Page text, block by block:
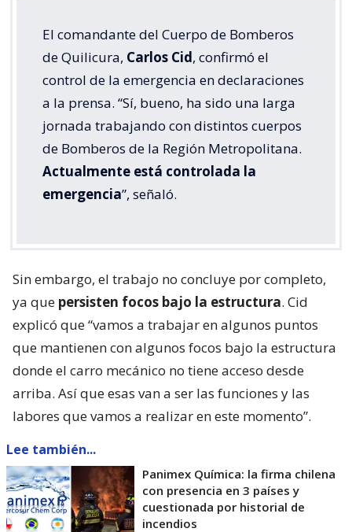
El comandante del Cuerpo de Bomberos
de Quilicura, Carlos Cid, confirmó el
control de la emergencia en declaraciones
a la prensa. “Sí, bueno, ha sido una larga
jornada trabajando con distintos cuerpos
de Bomberos de la Región Metropolitana.
Actualmente está controlada la
emergencia”, señaló.
Sin embargo, el trabajo no concluye por completo,
ya que persisten focos bajo la estructura. Cid
explicó que “vamos a trabajar en algunos puntos
que mantienen con algunos focos bajo la estructura
donde el carro mecánico no tiene acceso desde
arriba. Así que esas van a ser las funciones y las
labores que vamos a realizar en este momento”.
Lee también...
Panimex Química: la firma chilena
con presencia en 3 países y
cuestionada por historial de
incendios